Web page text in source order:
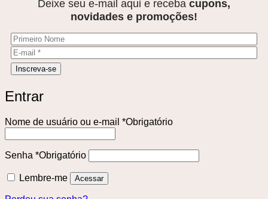
Deixe seu e-mail aqui e receba cupons,
novidades e promoções!
Entrar
Nome de usuário ou e-mail *Obrigatório
Senha *Obrigatório
Lembre-me Acessar